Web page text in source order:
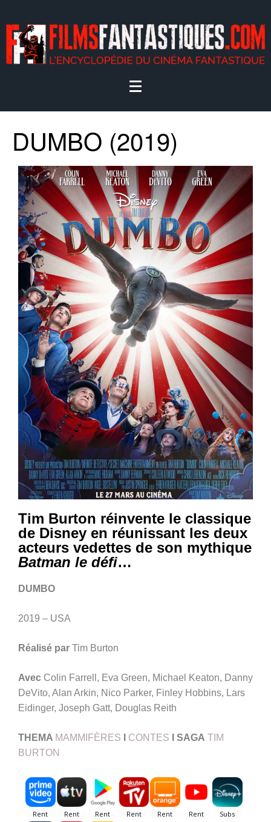
DUMBO (2019)
Tim Burton réinvente le classique
de Disney en réunissant les deux
acteurs vedettes de son mythique
Batman le défi…
DUMBO
2019 – USA
Réalisé par Tim Burton
Avec Colin Farrell, Eva Green, Michael Keaton, Danny
DeVito, Alan Arkin, Nico Parker, Finley Hobbins, Lars
Eidinger, Joseph Gatt, Douglas Reith
THEMA MAMMIFÈRES CONTES SAGA TIM
BURTON